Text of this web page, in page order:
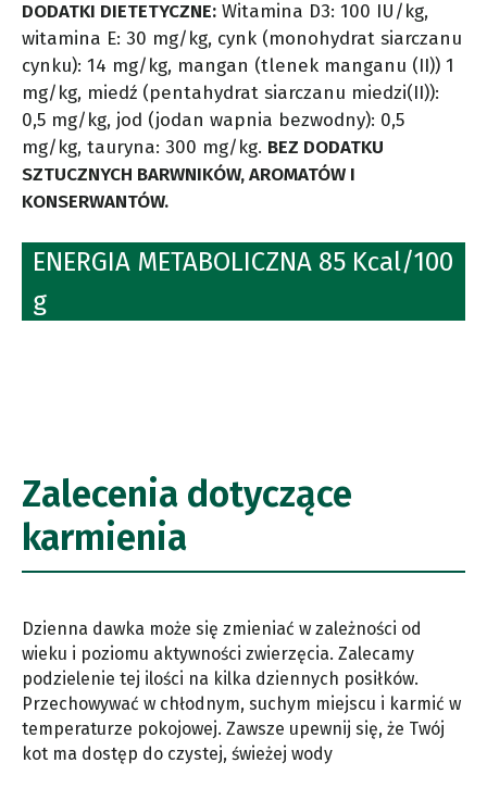
DODATKI DIETETYCZNE: Witamina D3: 100 IU/kg,
witamina E: 30 mg/kg, cynk (monohydrat siarczanu
cynku): 14 mg/kg, mangan (tlenek manganu (II)) 1
mg/kg, miedź (pentahydrat siarczanu miedzi(II)):
0,5 mg/kg, jod (jodan wapnia bezwodny): 0,5
mg/kg, tauryna: 300 mg/kg. BEZ DODATKU
SZTUCZNYCH BARWNIKÓW, AROMATÓW I
KONSERWANTÓW.
ENERGIA METABOLICZNA 85 Kcal/100
g
Zalecenia dotyczące
karmienia
Dzienna dawka może się zmieniać w zależności od
wieku i poziomu aktywności zwierzęcia. Zalecamy
podzielenie tej ilości na kilka dziennych posiłków.
Przechowywać w chłodnym, suchym miejscu i karmić w
temperaturze pokojowej. Zawsze upewnij się, że Twój
kot ma dostęp do czystej, świeżej wody